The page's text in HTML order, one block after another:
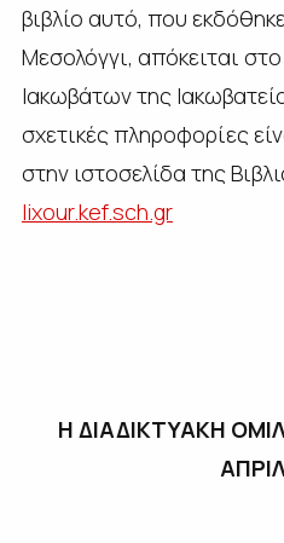
βιβλίο αυτό, που
Μεσολόγγι, απόκειται
Ιακωβάτων της
σχετικές πληροφορίες
στην ιστοσελίδα της
lixour.kef.sch.gr
Η ΔΙΑΔΙΚΤΥΑΚΗ